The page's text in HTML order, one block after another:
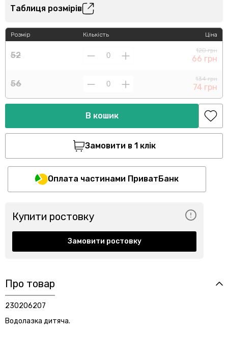
Таблиця розмірів
Розмір
52
56
Кількість Ціна
120 грн
66 грн
134 грн
74 грн
В кошик
Замовити в 1 клік
Оплата частинами ПриватБанк
Купити ростовку
Замовити ростовку
Про товар
230206207
Водолазка дитяча.